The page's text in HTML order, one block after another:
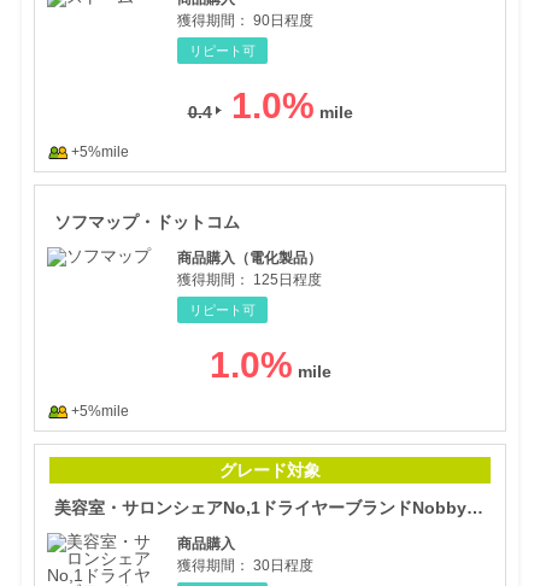
獲得期間： 90日程度
リピート可
0.4 1.0%
+5%mile
ソフマップ・ドットコム
商品購入（電化製品）
獲得期間：
125日程度
リピート可
1.0%
+5%mile
グレード対象
美容室・サロンシェアNo,1ドライヤーブランドNobbyから誕生した【Nobby by TESCOM】
商品購入
獲得期間： 30日程度